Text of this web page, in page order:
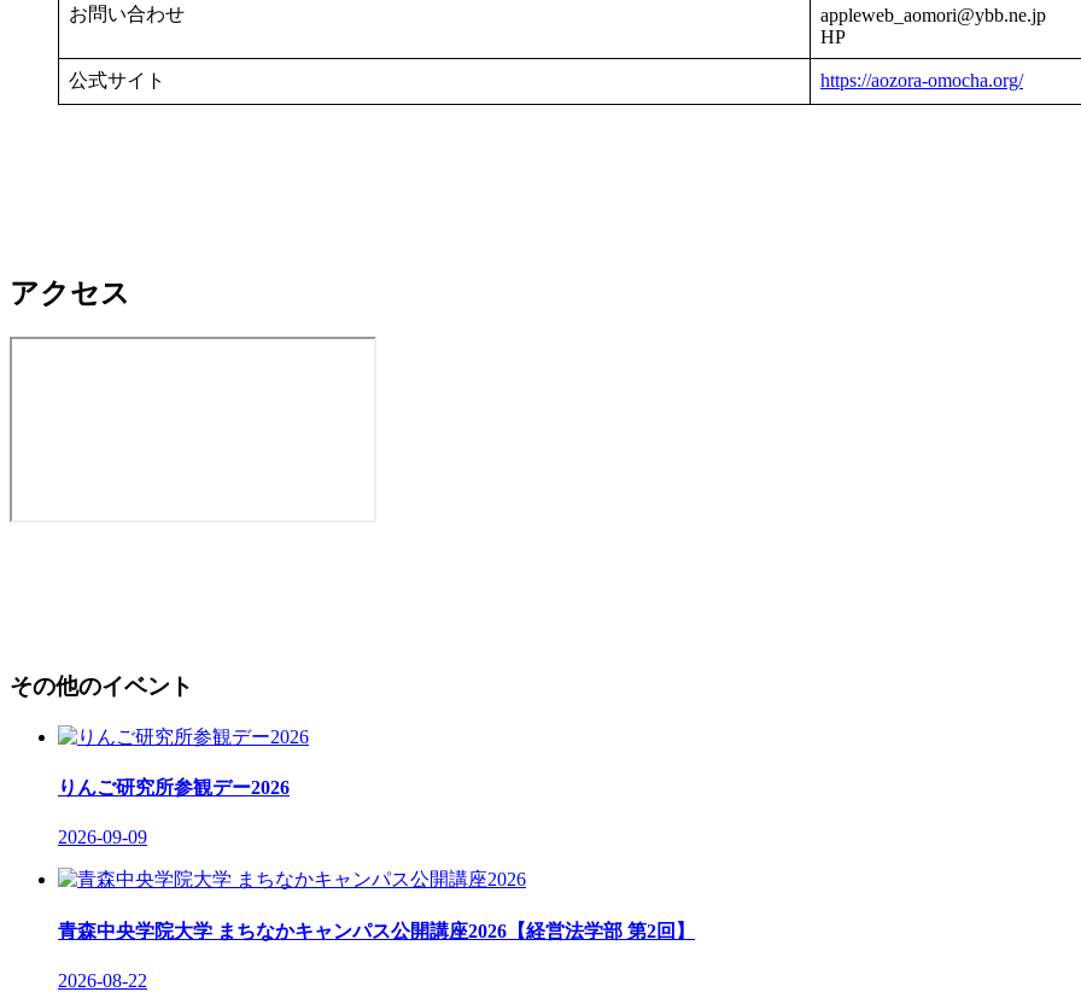
お問い合わせ
appleweb_aomori@ybb.ne.jp
HP
公式サイト https://aozora-omocha.org/
アクセス
その他のイベント
りんご研究所参観デー2026
2026-09-09
青森中央学院大学 まちなかキャンパス公開講座2026【経営法学部 第2回】
2026-08-22